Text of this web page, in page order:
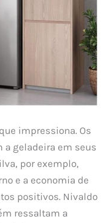
impressiona. Os
geladeira em seus
por exemplo,
e a economia de
positivos. Nivaldo
ressaltam a